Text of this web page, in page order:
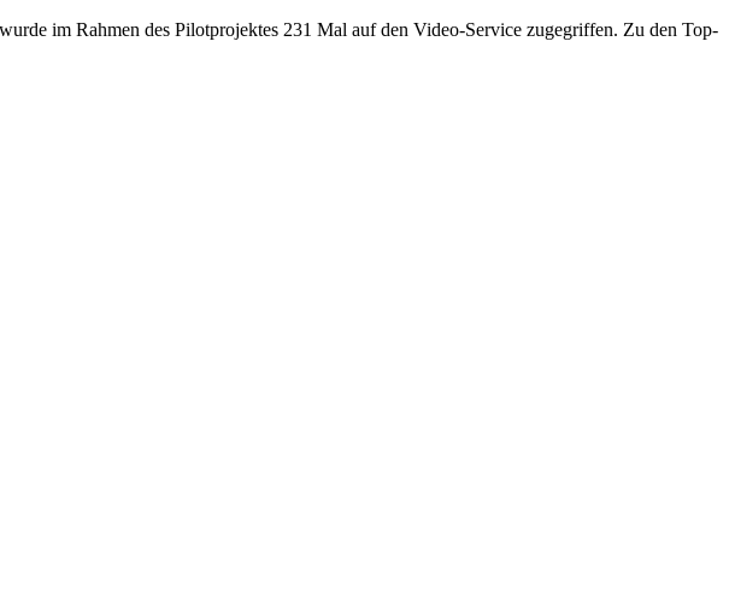
im Rahmen des Pilotprojektes 231 Mal auf den Video-Service zugegriffen. Zu den Top-